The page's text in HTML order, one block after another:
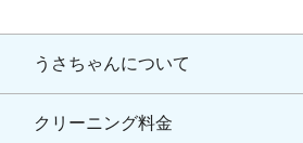
うさちゃんについて
クリーニング料金